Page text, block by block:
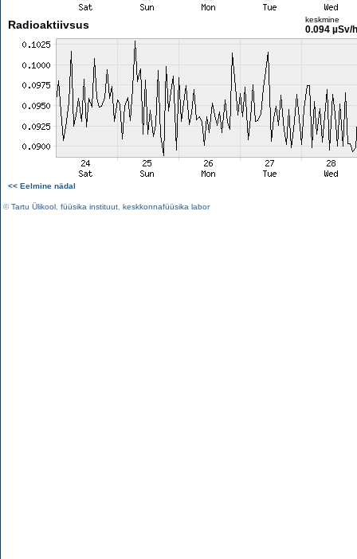
Radioaktiivsus keskmine
0.094 µSv/h
<< Eelmine nädal
©Tartu Ülikool füüsika instituut keskkonnafüüsika labor